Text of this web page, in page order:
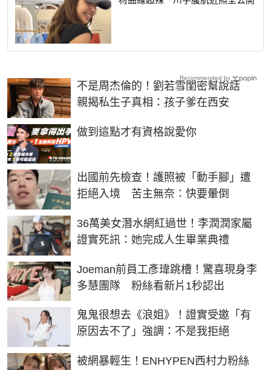
不是周杰倫的！劉若雪閨密幫說話
親揭私生子真相：孩子爹在西安
做到這點才有資格說愛你
PR
出國前先檢查！護照被「動手腳」遭
拒絕入境 苦主無奈：快要暈倒
36萬美女潛水網紅過世！李潤潤家屬
證實死訊：她完成人生畢業典禮
Joeman前員工彥瑋跳槽！驚喜現身李
多慧團隊 粉絲看新片1秒認出
鬼鬼很想去《浪姐》！證實受邀「有
原因去不了」強調：不是我拒絕
被網暴輕生！ENHYPEN西村力粉絲
Recommended by